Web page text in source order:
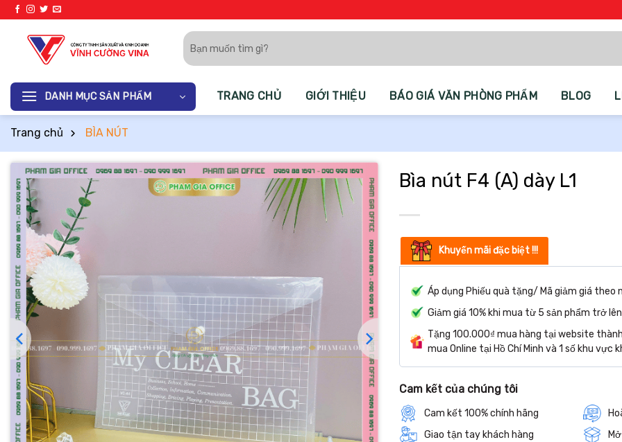
qua
Tìm
kiếm:
DANH MỤC SẢN PHẨM TRANG CHỦ GIỚI THIỆU BÁO GIÁ VĂN PHÒNG PHẨM BLOG
Trang chủ BÌA NÚT
Bìa nút F4 (A) dày L1
Khuyến mãi đặc biệt !!!
Áp dụng Phiếu quà tặng/ Mã giảm giá theo
Giảm giá 10% khi mua từ 5 sản phẩm trở
Tặng 100.000₫ mua hàng tại website
mua Online tại Hồ Chí Minh và 1 số khu vực
Cam kết của chúng tôi
Cam kết 100% chính hãng
Giao tận tay khách hàng